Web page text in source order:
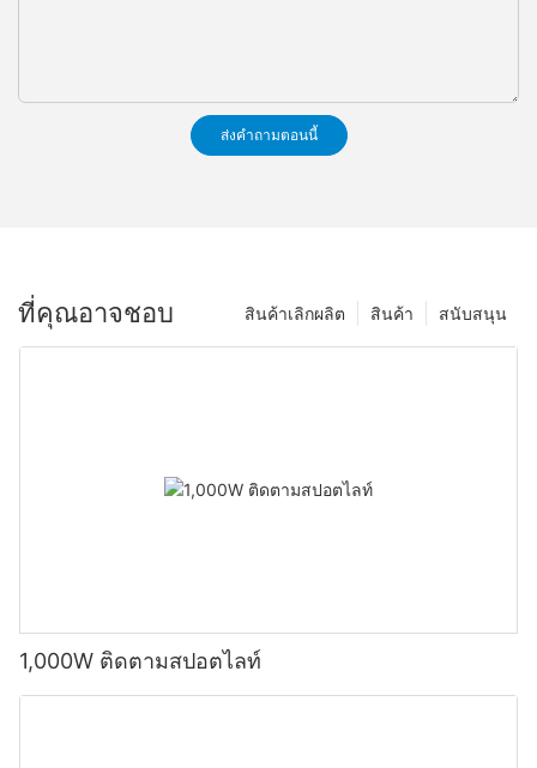
ส่งคำถามตอนนี้
ที่คุณอาจชอบ สนับสนุน
สินค้า
สินค้าเลิกผลิต
1,000W ติดตามสปอตไลท์